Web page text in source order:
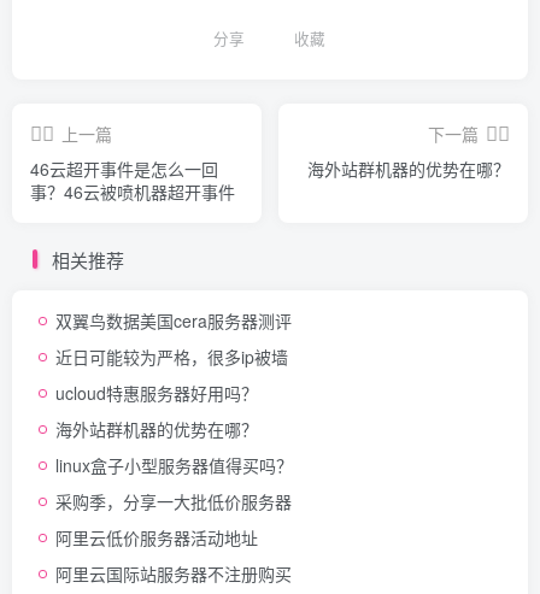
分享 收藏
上一篇
46云超开事件是怎么一回
事？46云被喷机器超开事件
下一篇
海外站群机器的优势在哪？
相关推荐
双翼鸟数据美国cera服务器测评
近日可能较为严格，很多ip被墙
ucloud特惠服务器好用吗？
海外站群机器的优势在哪？
linux盒子小型服务器值得买吗？
采购季，分享一大批低价服务器
阿里云低价服务器活动地址
阿里云国际站服务器不注册购买